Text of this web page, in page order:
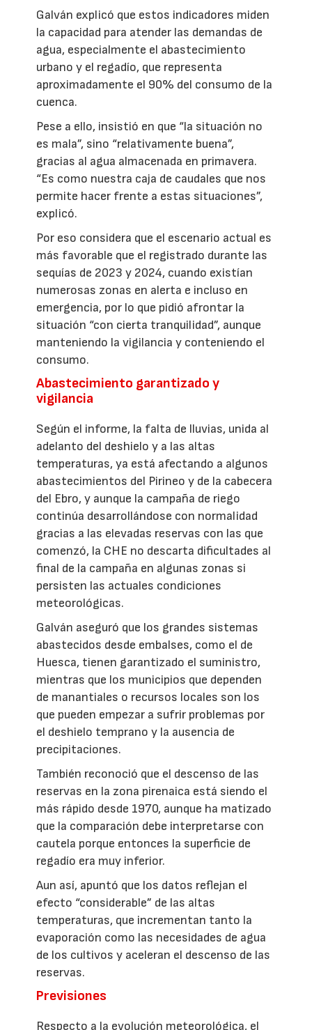
Galván explicó que estos indicadores miden
la capacidad para atender las demandas de
agua, especialmente el abastecimiento
urbano y el regadío, que representa
aproximadamente el 90% del consumo de la
cuenca.
Pese a ello, insistió en que “la situación no
es mala”, sino “relativamente buena”,
gracias al agua almacenada en primavera.
“Es como nuestra caja de caudales que nos
permite hacer frente a estas situaciones”,
explicó.
Por eso considera que el escenario actual es
más favorable que el registrado durante las
sequías de 2023 y 2024, cuando existían
numerosas zonas en alerta e incluso en
emergencia, por lo que pidió afrontar la
situación “con cierta tranquilidad”, aunque
manteniendo la vigilancia y conteniendo el
consumo.
Abastecimiento garantizado y
vigilancia
Según el informe, la falta de lluvias, unida al
adelanto del deshielo y a las altas
temperaturas, ya está afectando a algunos
abastecimientos del Pirineo y de la cabecera
del Ebro, y aunque la campaña de riego
continúa desarrollándose con normalidad
gracias a las elevadas reservas con las que
comenzó, la CHE no descarta dificultades al
final de la campaña en algunas zonas si
persisten las actuales condiciones
meteorológicas.
Galván aseguró que los grandes sistemas
abastecidos desde embalses, como el de
Huesca, tienen garantizado el suministro,
mientras que los municipios que dependen
de manantiales o recursos locales son los
que pueden empezar a sufrir problemas por
el deshielo temprano y la ausencia de
precipitaciones.
También reconoció que el descenso de las
reservas en la zona pirenaica está siendo el
más rápido desde 1970, aunque ha matizado
que la comparación debe interpretarse con
cautela porque entonces la superficie de
regadío era muy inferior.
Aun así, apuntó que los datos reflejan el
efecto “considerable” de las altas
temperaturas, que incrementan tanto la
evaporación como las necesidades de agua
de los cultivos y aceleran el descenso de las
reservas.
Previsiones
Respecto a la evolución meteorológica, el